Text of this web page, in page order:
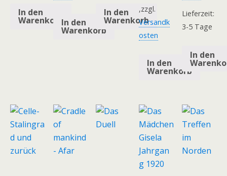
In den
WarenkorbIn den
Warenkorb
In den
Warenkorb
,zzgl.
Versandk
osten
In den
Warenkorb
Lieferzeit:
3-5 Tage
In den